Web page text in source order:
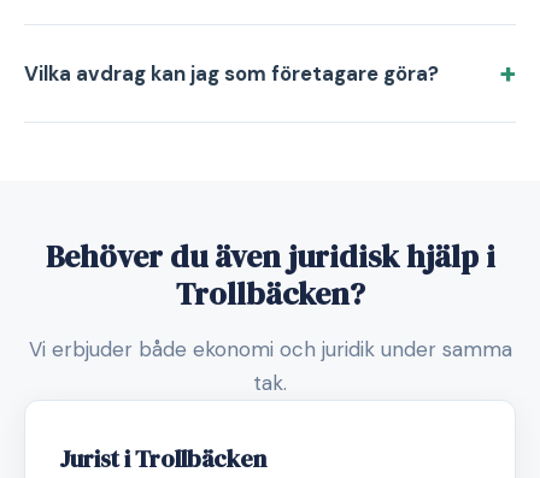
Vilka avdrag kan jag som företagare göra?
Behöver du även juridisk hjälp i
Trollbäcken?
Vi erbjuder både ekonomi och juridik under samma
tak.
Jurist i Trollbäcken